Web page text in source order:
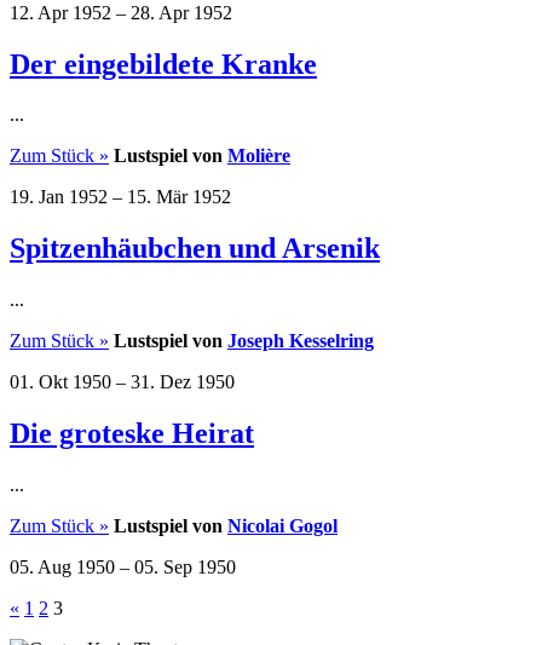
12. Apr 1952 – 28. Apr 1952
Der eingebildete Kranke
...
Zum Stück » Lustspiel von Molière
19. Jan 1952 – 15. Mär 1952
Spitzenhäubchen und Arsenik
...
Zum Stück » Lustspiel von Joseph Kesselring
01. Okt 1950 – 31. Dez 1950
Die groteske Heirat
...
Zum Stück » Lustspiel von Nicolai Gogol
05. Aug 1950 – 05. Sep 1950
« 1 2 3